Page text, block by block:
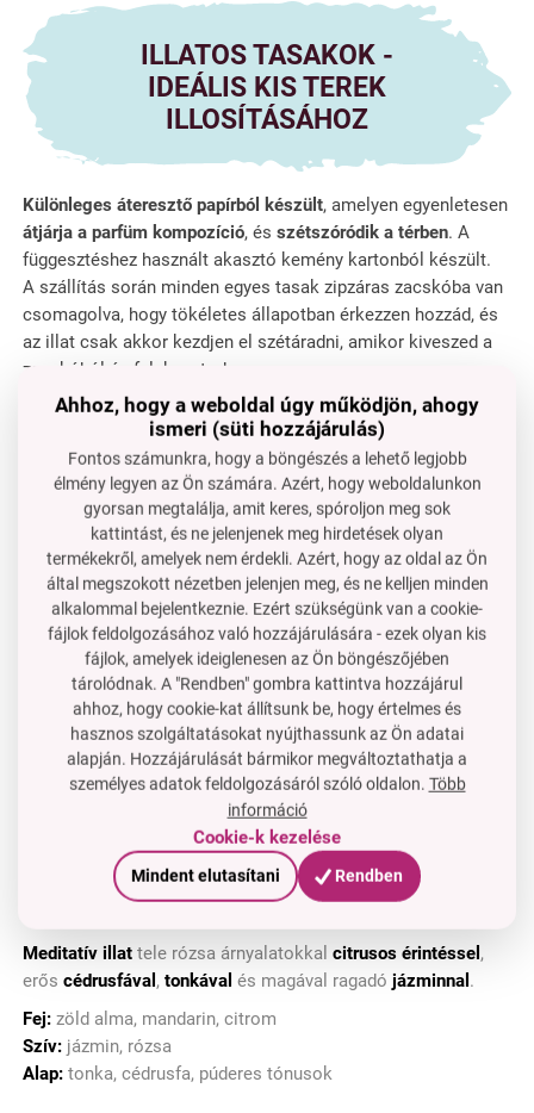
ILLATOS TASAKOK -
IDEÁLIS KIS TEREK
ILLOSÍTÁSÁHOZ
Különleges áteresztő papírból készült, amelyen egyenletesen
átjárja a parfüm kompozíció, és szétszóródik a térben. A
függesztéshez használt akasztó kemény kartonból készült.
A szállítás során minden egyes tasak zipzáras zacskóba van
csomagolva, hogy tökéletes állapotban érkezzen hozzád, és
az illat csak akkor kezdjen el szétáradni, amikor kiveszed a
zacskóból és felakasztod.
Meditatív illat tele rózsa árnyalatokkal citrusos érintéssel ,
erős cédrusfával , tonkával és magával ragadó jázminnal .
Fej: zöld alma, mandarin, citrom
Szív: jázmin, rózsa
Alap: tonka, cédrusfa, púderes tónusok
Ahhoz, hogy a weboldal úgy működjön, ahogy
ismeri (süti hozzájárulás)
Fontos számunkra, hogy a böngészés a lehető legjobb
élmény legyen az Ön számára. Azért, hogy weboldalunkon
gyorsan megtalálja, amit keres, spóroljon meg sok
kattintást, és ne jelenjenek meg hirdetések olyan
termékekről, amelyek nem érdekli. Azért, hogy az oldal az Ön
által megszokott nézetben jelenjen meg, és ne kelljen minden
alkalommal bejelentkeznie. Ezért szükségünk van a cookie-
fájlok feldolgozásához való hozzájárulására - ezek olyan kis
fájlok, amelyek ideiglenesen az Ön böngészőjében
tárolódnak. A "Rendben" gombra kattintva hozzájárul
ahhoz, hogy cookie-kat állítsunk be, hogy értelmes és
hasznos szolgáltatásokat nyújthassunk az Ön adatai
alapján. Hozzájárulását bármikor megváltoztathatja a
személyes adatok feldolgozásáról szóló oldalon. Több
információ
Cookie-k kezelése
Mindent elutasítani Rendben